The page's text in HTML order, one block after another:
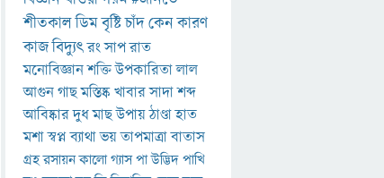
শীতকালডিমবৃষ্টিচাঁদকেনকারণ
কাজবিদ্যুৎরংসাপরাত
মনোবিজ্ঞানশক্তিউপকারিতালাল
আগুনগাছমস্তিষ্কখাবারসাদাশব্দ
আবিষ্কারদুধমাছউপায়ঠাণ্ডাহাত
মশাস্বপ্নব্যাথাভয়তাপমাত্রাবাতাস
গ্রহরসায়নকালোগ্যাসপাউদ্ভিদপাখি